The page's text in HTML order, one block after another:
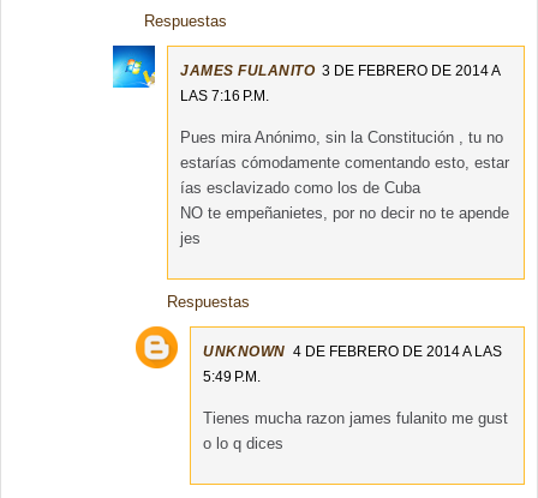
Respuestas
JAMES FULANITO 3 DE FEBRERO DE 2014 A
LAS 7:16 P.M.
Pues mira Anónimo, sin la Constitución , tu no
estarías cómodamente comentando esto, estar
ías esclavizado como los de Cuba
NO te empeñanietes, por no decir no te apende
jes
Respuestas
UNKNOWN 4 DE FEBRERO DE 2014 A LAS
5:49 P.M.
Tienes mucha razon james fulanito me gust
o lo q dices